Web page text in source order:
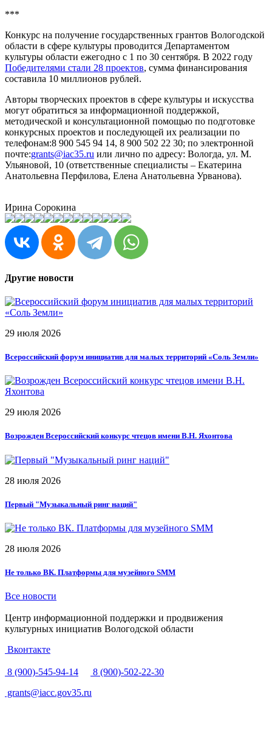
***
Конкурс на получение государственных грантов Вологодской
области в сфере культуры проводится Департаментом
культуры области ежегодно с 1 по 30 сентября. В 2022 году
Победителями стали 28 проектов, сумма финансирования
составила 10 миллионов рублей.
Авторы творческих проектов в сфере культуры и искусства
могут обратиться за информационной поддержкой,
методической и консультационной помощью по подготовке
конкурсных проектов и последующей их реализации по
телефонам:8 900 545 94 14, 8 900 502 22 30; по электронной
почте:grants@iac35.ru или лично по адресу: Вологда, ул. М.
Ульяновой, 10 (ответственные специалисты – Екатерина
Анатольевна Перфилова, Елена Анатольевна Урванова).
Ирина Сорокина
Другие новости
29 июля 2026
Всероссийский форум инициатив для малых территорий «Соль Земли»
29 июля 2026
Возрожден Всероссийский конкурс чтецов имени В.Н. Яхонтова
28 июля 2026
Первый "Музыкальный ринг наций"
28 июля 2026
Не только ВК. Платформы для музейного SMM
Все новости
Центр информационной поддержки и продвижения
культурных инициатив Вологодской области
Вконтакте
8 (900)-545-94-14
8 (900)-502-22-30
grants@iacc.gov35.ru